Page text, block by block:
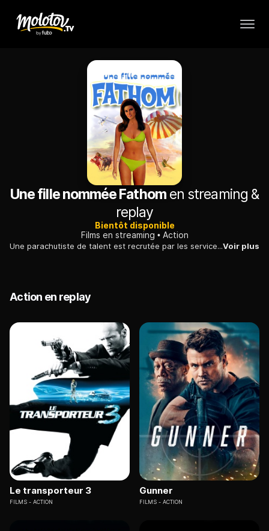
Une fille nommée Fathomen streaming &
replay
Bientôt disponible
Films en streaming
Action
Une parachutiste de talent est recrutée par les services secrets britanniques pour les aider à mettre la main sur du matériel nucléaire top-secret.Voir plus
Action en replay
Le transporteur 3
FILMS ACTION
Gunner
FILMS ACTION